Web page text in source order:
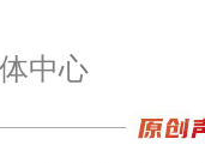
中心